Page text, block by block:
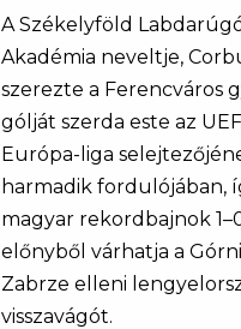
A Székelyföld
Akadémia neveltje,
szerezte a Ferencváros
gólját szerda este az
Európa-liga
harmadik fordulójában,
magyar rekordbajnok
előnyből várhatja a
Zabrze elleni
visszavágót.